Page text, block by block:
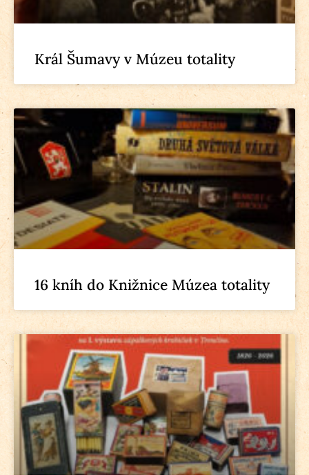
Král Šumavy v Múzeu totality
16 kníh do Knižnice Múzea totality